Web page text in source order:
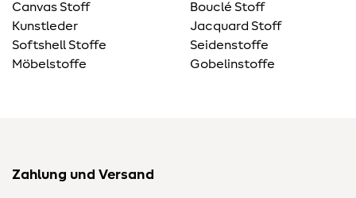
Canvas Stoff
Kunstleder
Softshell Stoffe
Möbelstoffe
Bouclé Stoff
Jacquard Stoff
Seidenstoffe
Gobelinstoffe
Zahlung und Versand